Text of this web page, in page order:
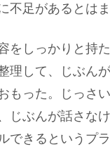
足があるとは
をしっかりと持
理して、じぶん
もった。じっさ
じぶんが話さな
きるというプラ